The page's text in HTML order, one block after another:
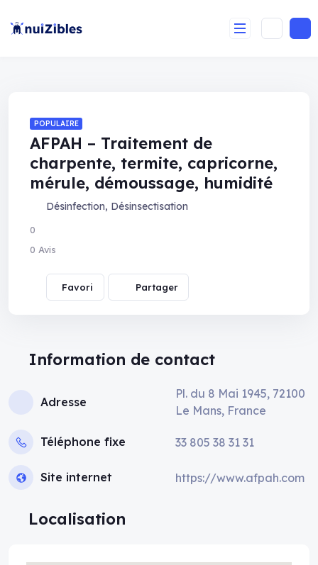
AFPAH – Traitement de
charpente, termite, capricorne,
mérule, démoussage, humidité
POPULAIRE
Désinfection, Désinsectisation
0
0 Avis
Partager
Information de contact
Adresse
Pl. du 8 Mai 1945, 72100
Le Mans, France
Téléphone fixe 33 805 38 31 31
Site internet https://www.afpah.com
Localisation